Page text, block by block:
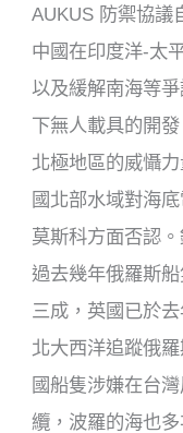
AUKUS 防禦協議
中國在印度洋-太
以及緩解南海等
下無人載具的開
北極地區的威懾
國北部水域對海
莫斯科方面否認
過去幾年俄羅斯
三成，英國已於
北大西洋追蹤俄
國船隻涉嫌在台
纜，波羅的海也